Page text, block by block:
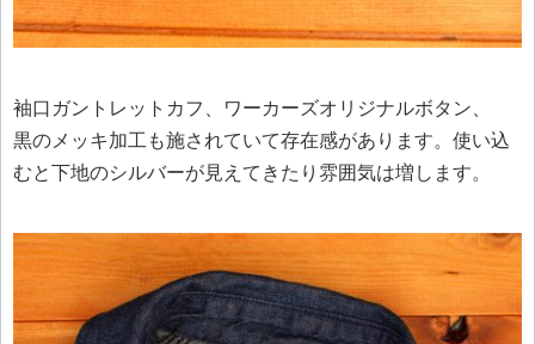
袖口ガントレットカフ、ワーカーズオリジナルボタン、
黒のメッキ加工も施されていて存在感があります。使い込
むと下地のシルバーが見えてきたり雰囲気は増します。